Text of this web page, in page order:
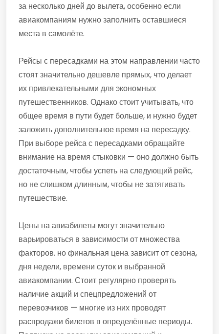
за несколько дней до вылета, особенно если
авиакомпаниям нужно заполнить оставшиеся
места в самолёте.
Рейсы с пересадками на этом направлении часто
стоят значительно дешевле прямых, что делает
их привлекательными для экономных
путешественников. Однако стоит учитывать, что
общее время в пути будет больше, и нужно будет
заложить дополнительное время на пересадку.
При выборе рейса с пересадками обращайте
внимание на время стыковки — оно должно быть
достаточным, чтобы успеть на следующий рейс,
но не слишком длинным, чтобы не затягивать
путешествие.
Цены на авиабилеты могут значительно
варьироваться в зависимости от множества
факторов. но финальная цена зависит от сезона,
дня недели, времени суток и выбранной
авиакомпании. Стоит регулярно проверять
наличие акций и спецпредложений от
перевозчиков — многие из них проводят
распродажи билетов в определённые периоды.